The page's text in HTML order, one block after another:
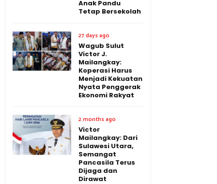
Anak Pandu
Tetap Bersekolah
27 days ago
Wagub Sulut
Victor J.
Mailangkay:
Koperasi Harus
Menjadi Kekuatan
Nyata Penggerak
Ekonomi Rakyat
2 months ago
Victor
Mailangkay: Dari
Sulawesi Utara,
Semangat
Pancasila Terus
Dijaga dan
Dirawat